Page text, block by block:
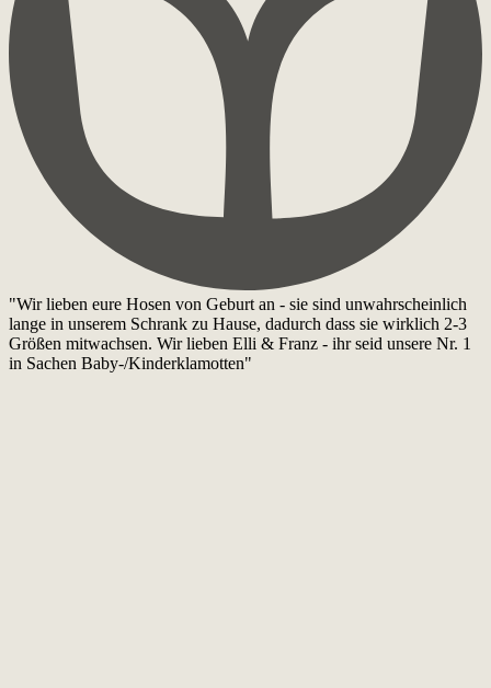
"Wir lieben eure Hosen von Geburt an - sie sind unwahrscheinlich
lange in unserem Schrank zu Hause, dadurch dass sie wirklich 2-3
Größen mitwachsen. Wir lieben Elli & Franz - ihr seid unsere Nr. 1
in Sachen Baby-/Kinderklamotten"